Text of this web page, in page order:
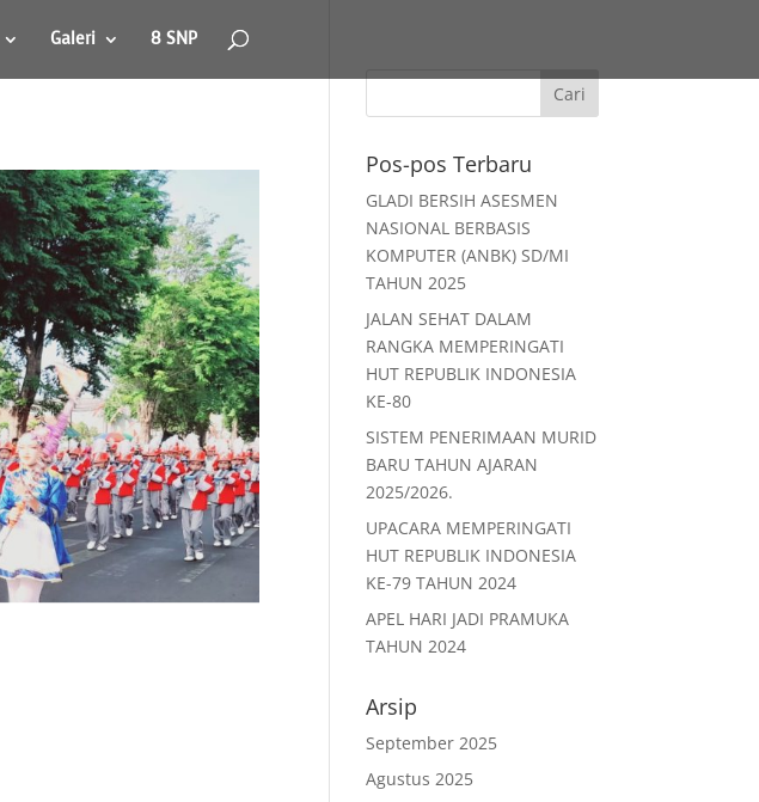
Galeri 8 SNP
Pos-pos Terbaru
GLADI BERSIH ASESMEN
NASIONAL BERBASIS
KOMPUTER (ANBK) SD/MI
TAHUN 2025
JALAN SEHAT DALAM
RANGKA MEMPERINGATI
HUT REPUBLIK INDONESIA
KE-80
SISTEM PENERIMAAN MURID
BARU TAHUN AJARAN
2025/2026.
UPACARA MEMPERINGATI
HUT REPUBLIK INDONESIA
KE-79 TAHUN 2024
APEL HARI JADI PRAMUKA
TAHUN 2024
Arsip
September 2025
Agustus 2025